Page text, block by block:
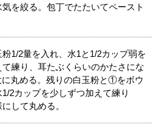
を絞る。包丁でたたいてペースト
1/2量を入れ、水1と1/2カップ弱を
練り、耳たぶくらいのかたさにな
に丸める。残りの白玉粉と①をボウ
2カップを少しずつ加えて練り
して丸める。